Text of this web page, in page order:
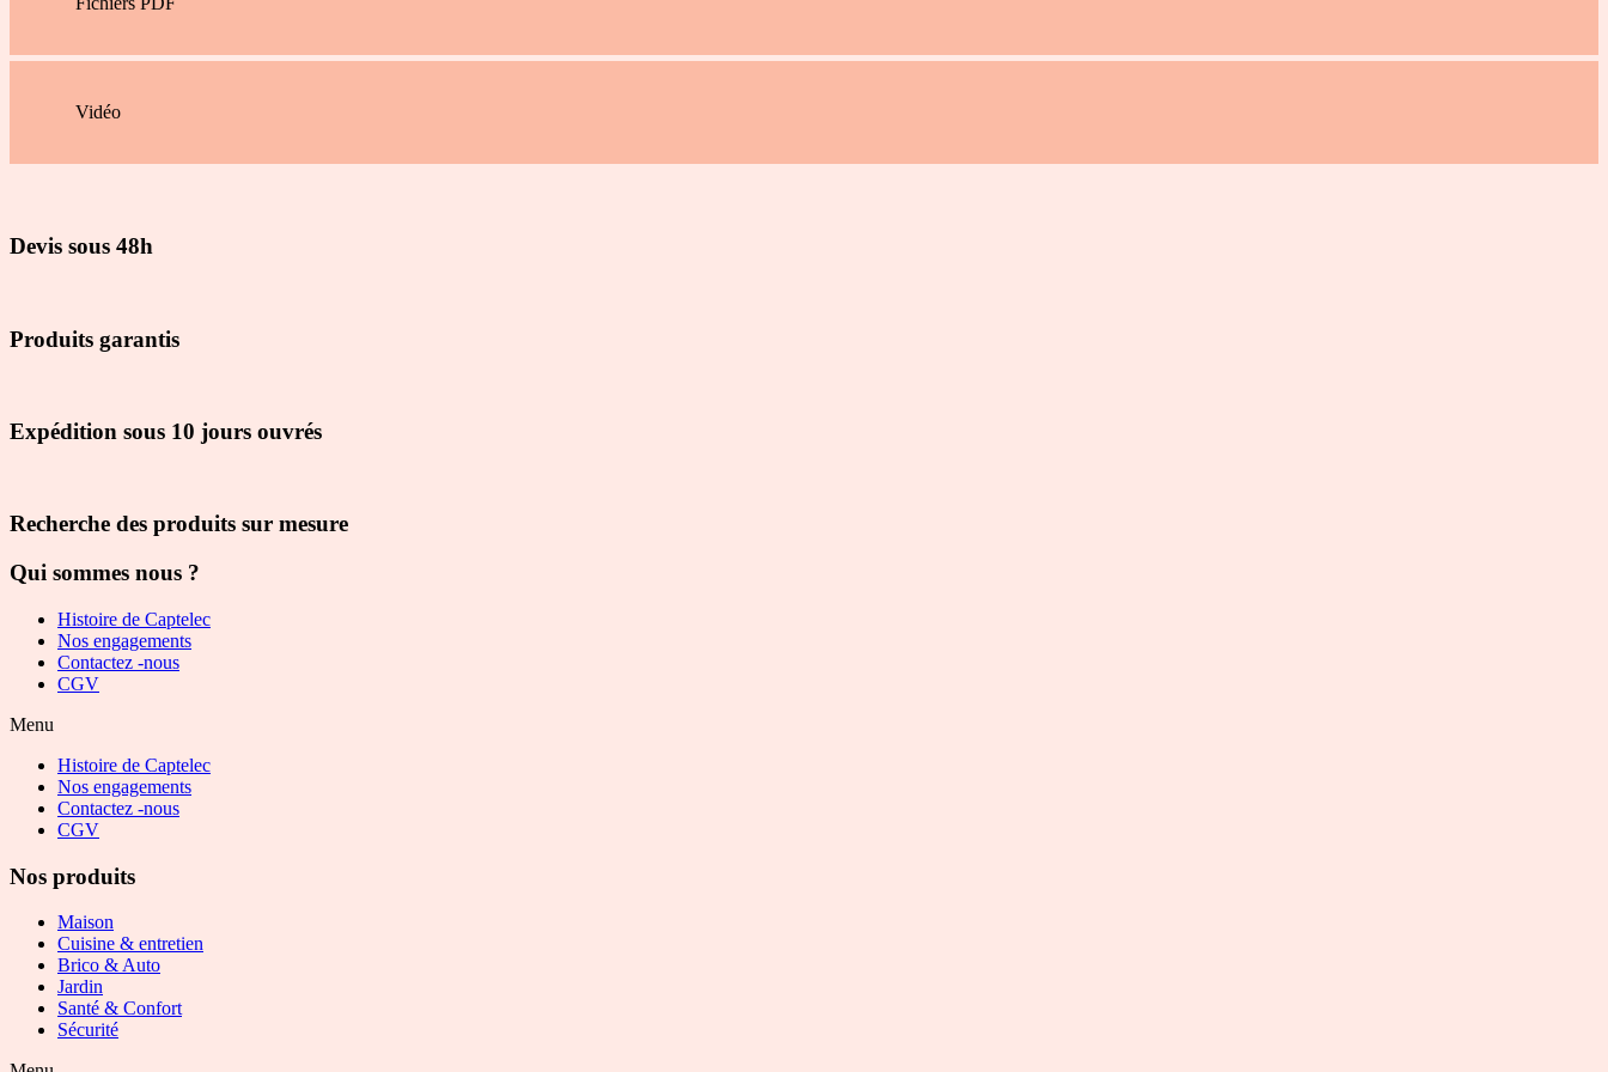
Vidéo
Devis sous 48h
Produits garantis
Expédition sous 10 jours ouvrés
Recherche des produits sur mesure
Qui sommes nous ?
Histoire de Captelec
Nos engagements
Contactez -nous
CGV
Menu
Histoire de Captelec
Nos engagements
Contactez -nous
CGV
Nos produits
Maison
Cuisine & entretien
Brico & Auto
Jardin
Santé & Confort
Sécurité